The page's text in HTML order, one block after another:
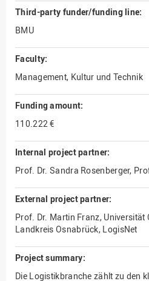
Third-party funder/funding line:
BMU
Faculty:
Management, Kultur und Technik
Funding amount:
110.222 €
Internal project partner:
Prof. Dr. Sandra Rosenberger,
External project partner:
Prof. Dr. Martin Franz,
Landkreis Osnabrück, LogisNet
Project summary:
Die Logistikbranche zählt zu den